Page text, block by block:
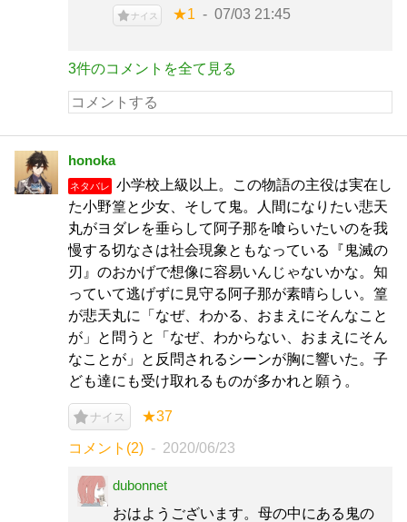
ナイス ★1 07/03 21:45
3件のコメントを全て見る
honoka
ネタバレ
小学校上級以上。この物語の主役は実在し
た小野篁と少女、そして鬼。人間になりたい悲天
丸がヨダレを垂らして阿子那を喰らいたいのを我
慢する切なさは社会現象ともなっている『鬼滅の
刃』のおかげで想像に容易いんじゃないかな。知
っていて逃げずに見守る阿子那が素晴らしい。篁
が悲天丸に「なぜ、わかる、おまえにそんなこと
が」と問うと「なぜ、わからない、おまえにそん
なことが」と反問されるシーンが胸に響いた。子
ども達にも受け取れるものが多かれと願う。
ナイス ★37
コメント(2) 2020/06/23
dubonnet
おはようございます。母の中にある鬼の